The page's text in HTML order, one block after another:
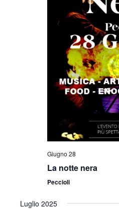
Giugno 28
La notte nera
Peccioli
Luglio 2025